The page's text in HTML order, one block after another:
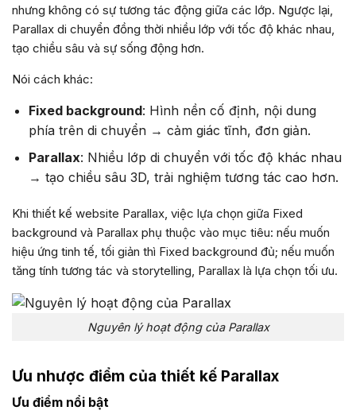
nhưng không có sự tương tác động giữa các lớp. Ngược lại,
Parallax di chuyển đồng thời nhiều lớp với tốc độ khác nhau,
tạo chiều sâu và sự sống động hơn.
Nói cách khác:
Fixed background: Hình nền cố định, nội dung
phía trên di chuyển → cảm giác tĩnh, đơn giản.
Parallax: Nhiều lớp di chuyển với tốc độ khác nhau
→ tạo chiều sâu 3D, trải nghiệm tương tác cao hơn.
Khi thiết kế website Parallax, việc lựa chọn giữa Fixed
background và Parallax phụ thuộc vào mục tiêu: nếu muốn
hiệu ứng tinh tế, tối giản thì Fixed background đủ; nếu muốn
tăng tính tương tác và storytelling, Parallax là lựa chọn tối ưu.
Nguyên lý hoạt động của Parallax
Ưu nhược điểm của thiết kế Parallax
Ưu điểm nổi bật